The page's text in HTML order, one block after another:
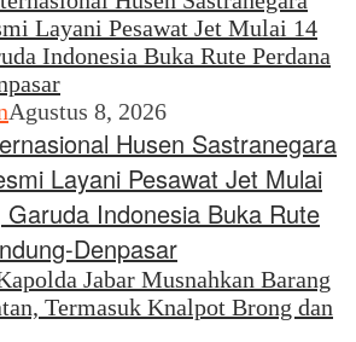
Agustus 8, 2026
Husen Sastranegara
Layani Pesawat Jet Mulai
Garuda Indonesia Buka Rute
Denpasar